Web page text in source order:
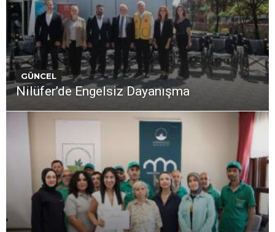
GÜNCEL
Nilüfer’de Engelsiz Dayanışma